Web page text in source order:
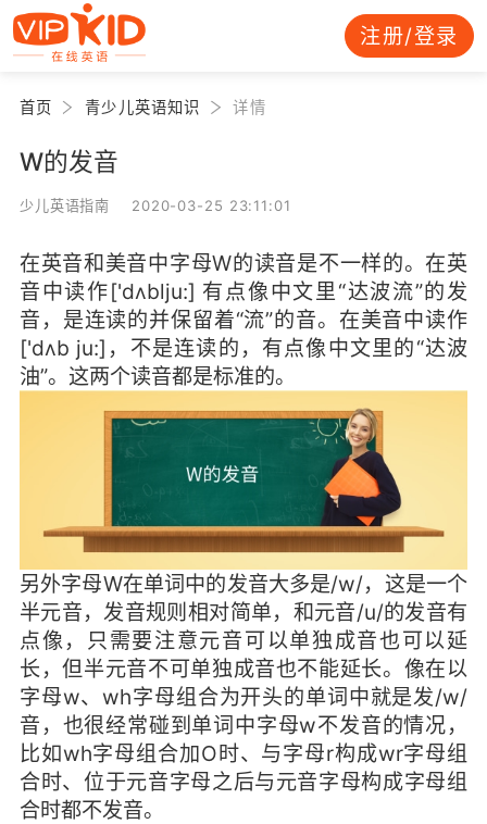
注册/登录
首页 青少儿英语知识 详情
W的发音
少儿英语指南 2020-03-25 23:11:01
在英音和美音中字母W的读音是不一样的。在英
音中读作['dʌblju:] 有点像中文里“达波流”的发
音，是连读的并保留着“流”的音。在美音中读作
['dʌb ju:]，不是连读的，有点像中文里的“达波
油”。这两个读音都是标准的。
另外字母W在单词中的发音大多是/w/，这是一个
半元音，发音规则相对简单，和元音/u/的发音有
点像，只需要注意元音可以单独成音也可以延
长，但半元音不可单独成音也不能延长。像在以
字母w、wh字母组合为开头的单词中就是发/w/
音，也很经常碰到单词中字母w不发音的情况，
比如wh字母组合加O时、与字母r构成wr字母组
合时、位于元音字母之后与元音字母构成字母组
合时都不发音。